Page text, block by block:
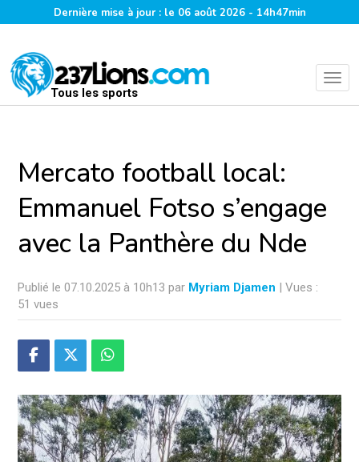
Dernière mise à jour : le 06 août 2026 - 14h47min
Tous les sports
Mercato football local:
Emmanuel Fotso s’engage
avec la Panthère du Nde
Publié le 07.10.2025 à 10h13 par Myriam Djamen | Vues :
51 vues